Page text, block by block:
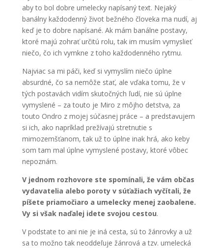
aby to bol dobre umelecky napísaný text. Nejaký
banálny každodenný život bežného človeka ma nudí, aj
keď je to dobre napísané. Ak mám banálne postavy,
ktoré majú zohrať určitú rolu, tak im musím vymyslieť
niečo, čo ich vymkne z toho každodenného rytmu.
Najviac sa mi páči, keď si vymyslím niečo úplne
absurdné, čo sa nemôže stať, ale vďaka tomu, že v
tých postavách vidím skutočných ľudí, nie sú úplne
vymyslené – za touto je Miro z môjho detstva, za
touto Ondro z mojej súčasnej práce – a predstavujem
si ich, ako napríklad prežívajú stretnutie s
mimozemšťanom, tak už to úplne inak hrá, ako keby
som tam mal úplne vymyslené postavy, ktoré vôbec
nepoznám.
V jednom rozhovore ste spomínali, že vám občas
vydavatelia alebo poroty v súťažiach vyčítali, že
píšete priamočiaro a umelecky menej zaobalene.
Vy si však naďalej idete svojou cestou.
V podstate to ani nie je iná cesta, sú to žánrovky a už
sa to možno tak neoddeľuje žánrová a tzv. umelecká